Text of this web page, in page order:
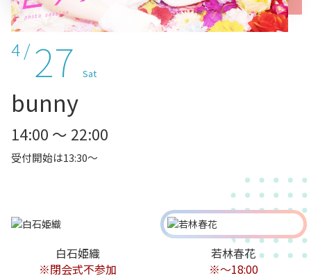
4 / 27 Sat
bunny
14:00 ～ 22:00
受付開始は13:30～
白石姫織
※閉会式不参加
若林春花
※～18:00